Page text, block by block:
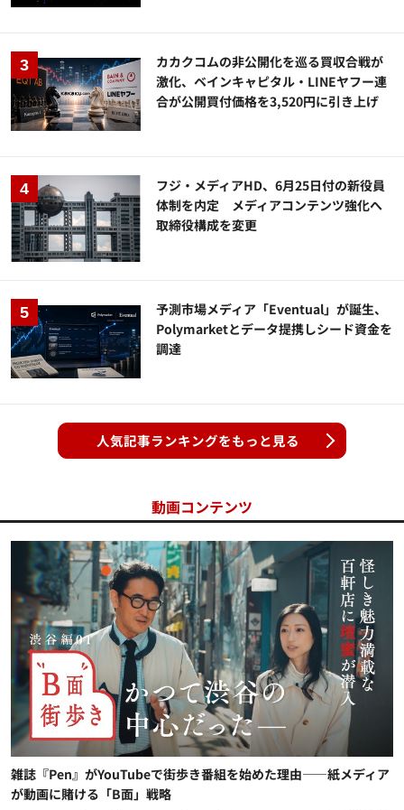
カカクコムの非公開化を巡る買収合戦が
激化、ベインキャピタル・LINEヤフー連
合が公開買付価格を3,520円に引き上げ
フジ・メディアHD、6月25日付の新役員
体制を内定 メディアコンテンツ強化へ
取締役構成を変更
予測市場メディア「Eventual」が誕生、
Polymarketとデータ提携しシード資金を
調達
人気記事ランキングをもっと見る
動画コンテンツ
雑誌『Pen』がYouTubeで街歩き番組を始めた理由——紙メディア
が動画に賭ける「B面」戦略